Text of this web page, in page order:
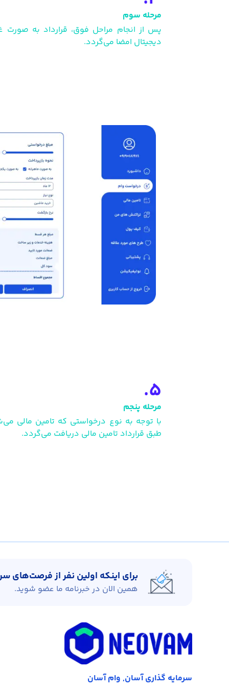
مرحله سوم
پس از انجام مراحل فوق، قرارداد به صورت
دیجیتال امضا می‌گردد.
5.
مرحله پنجم
با توجه به نوع درخواستی که تامین مالی
طبق قرارداد تامین مالی دریافت می‌گردد.
برای اینکه اولین نفر از فرصت‌های
همین الان در خبرنامه ما عضو شوید.
سرمایه گذاری آسان, وام آسان